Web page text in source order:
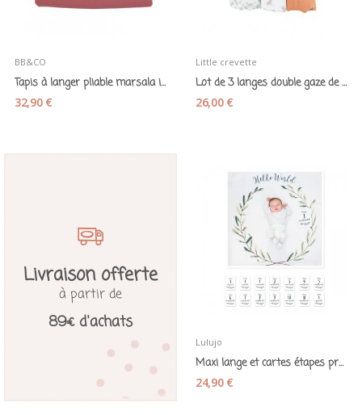
BB&CO
Tapis à langer pliable marsala imprimé nude -...
32,90 €
Little crevette
Lot de 3 langes double gaze de coton bio...
26,00 €
Livraison offerte
à partir de
89€ d'achats
Lulujo
Maxi lange et cartes étapes première année...
24,90 €